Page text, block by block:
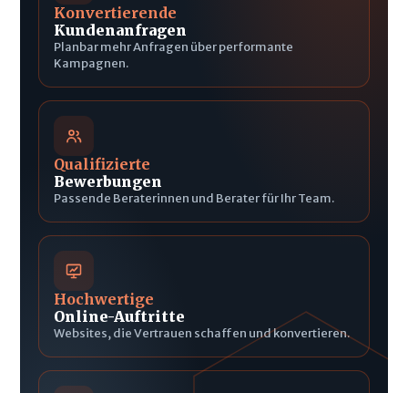
Konvertierende
Kundenanfragen
Planbar mehr Anfragen über performante
Kampagnen.
Qualifizierte
Bewerbungen
Passende Beraterinnen und Berater für Ihr Team.
Hochwertige
Online-Auftritte
Websites, die Vertrauen schaffen und konvertieren.